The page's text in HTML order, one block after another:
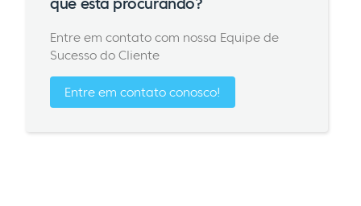
que está procurando?
Entre em contato com nossa Equipe de
Sucesso do Cliente
Entre em contato conosco!